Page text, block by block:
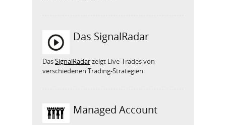
Das SignalRadar
DasSignalRadarzeigt Live-Trades von
verschiedenen Trading-Strategien.
Managed Account